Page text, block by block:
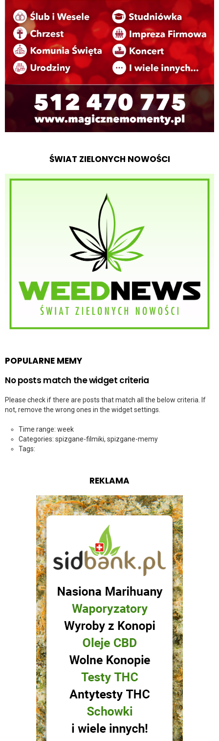
ŚWIAT ZIELONYCH NOWOŚCI
POPULARNE MEMY
No posts match the widget criteria
Please check if there are posts that match all the below criteria. If
not, remove the wrong ones in the widget settings.
Time range: week
Categories: spizgane-filmiki, spizgane-memy
Tags:
REKLAMA